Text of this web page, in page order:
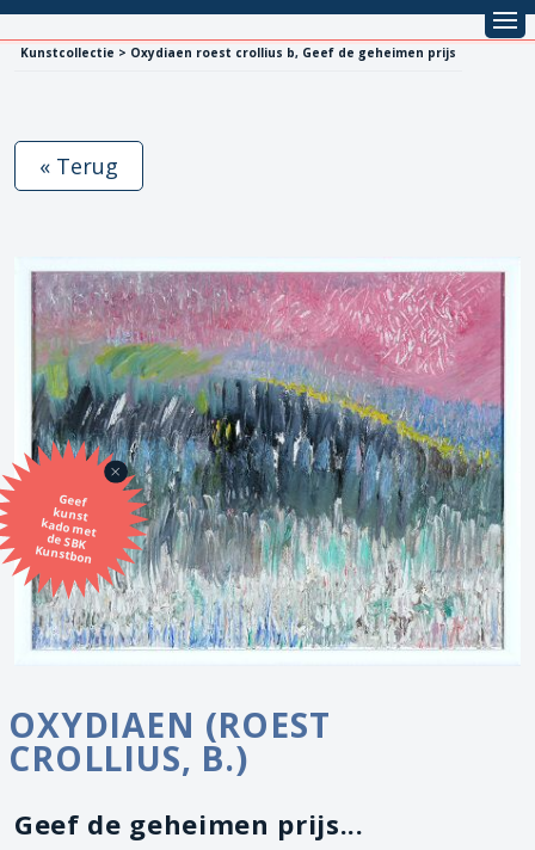
Kunstcollectie > Oxydiaen roest crollius b, Geef de geheimen prijs
Geef
kunst
kado met
de SBK
Kunstbon
« Terug
OXYDIAEN (ROEST
CROLLIUS, B.)
Geef de geheimen prijs...